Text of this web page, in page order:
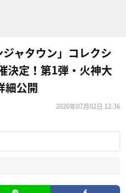
ジャタウン」コレクシ
決定！第1弾・火神大
細公開
2020年07月02日 12:36